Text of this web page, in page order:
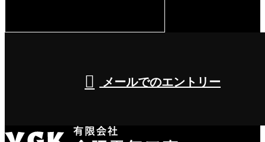
メールでのエントリー